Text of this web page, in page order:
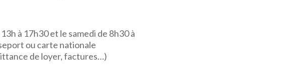
à 17h30 et le samedi de 8h30 à
ou carte nationale
de loyer, factures…)